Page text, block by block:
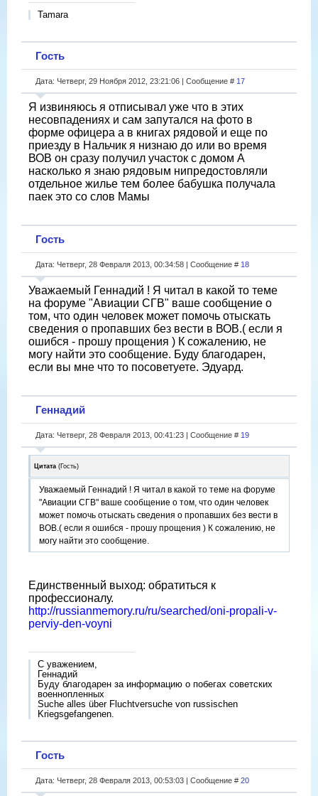
Tamara
Гость
Дата: Четверг, 29 Ноября 2012, 23:21:06 | Сообщение # 17
Я извиняюсь я отписывал уже что в этих
несовпадениях и сам запутался на фото в
форме офицера а в книгах рядовой и еще по
приезду в Нальчик я низнаю до или во время
ВОВ он сразу получил участок с домом А
насколько я знаю рядовым нипредостовляли
отдельное жилье тем более бабушка получала
паек это со слов Мамы
Гость
Дата: Четверг, 28 Февраля 2013, 00:34:58 | Сообщение # 18
Уважаемый Геннадий ! Я читал в какой то теме
на форуме "Авиации СГВ" ваше сообщение о
том, что один человек может помочь отыскать
сведения о пропавших без вести в ВОВ.( если я
ошибся - прошу прощения ) К сожалению, не
могу найти это сообщение. Буду благодарен,
если вы мне что то посоветуете. Эдуард.
Геннадий
Дата: Четверг, 28 Февраля 2013, 00:41:23 | Сообщение # 19
Цитата (Гость)
Уважаемый Геннадий ! Я читал в какой то теме на форуме
"Авиации СГВ" ваше сообщение о том, что один человек
может помочь отыскать сведения о пропавших без вести в
ВОВ.( если я ошибся - прошу прощения ) К сожалению, не
могу найти это сообщение.
Единственный выход: обратиться к
профессионалу.
http://russianmemory.ru/ru/searched/oni-propali-v-
perviy-den-voyni
С уважением,
Геннадий
Буду благодарен за информацию о побегах советских
военнопленных
Suche alles über Fluchtversuche von russischen
Kriegsgefangenen.
Гость
Дата: Четверг, 28 Февраля 2013, 00:53:03 | Сообщение # 20